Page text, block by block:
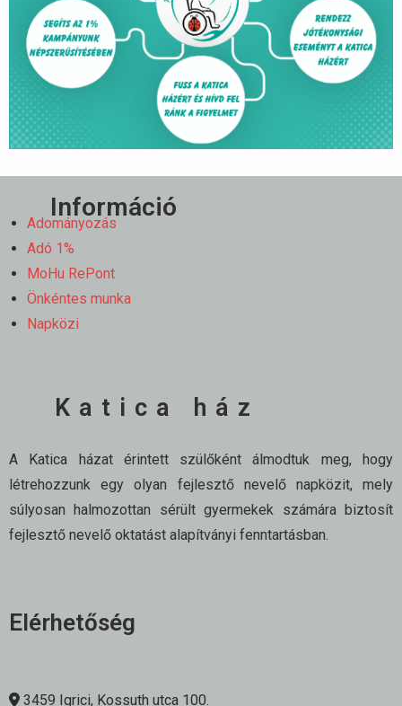
Információ
Adományozás
Adó 1%
MoHu RePont
Önkéntes munka
Napközi
Katica ház
A Katica házat érintett szülőként álmodtuk meg, hogy
létrehozzunk egy olyan fejlesztő nevelő napközit, mely
súlyosan halmozottan sérült gyermekek számára biztosít
fejlesztő nevelő oktatást alapítványi fenntartásban.
Elérhetőség
3459 Igrici, Kossuth utca 100.